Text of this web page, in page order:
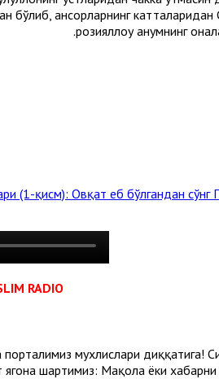
бўлиб, ансорларнинг
розияллоҳу анҳумнинг
(1-қисм): Овқат еб бўлгандан сўнг
RADIO
порталимиз мухлислари
шартимиз: Мақола ёки